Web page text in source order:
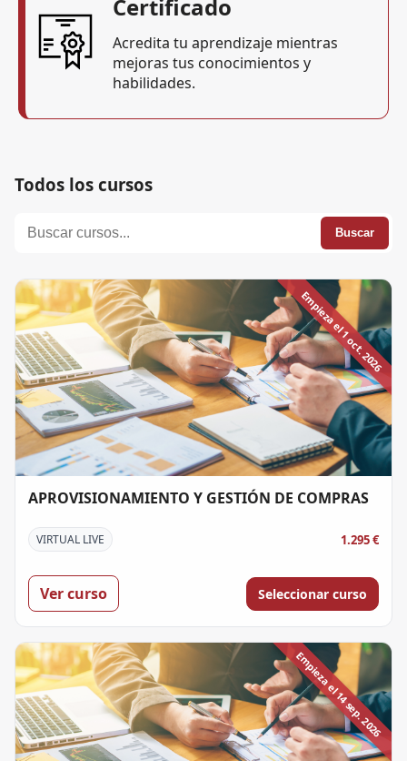
Certificado
Acredita tu aprendizaje mientras
mejoras tus conocimientos y
habilidades.
Todos los cursos
Buscar
Empieza el 1 oct. 2026
APROVISIONAMIENTO Y GESTIÓN DE COMPRAS
VIRTUAL LIVE 1.295 €
Ver curso Seleccionar curso
Empieza el 14 sep. 2026